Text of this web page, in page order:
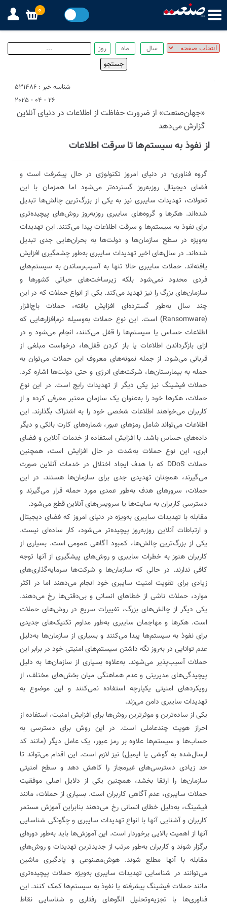
شناسه خبر : 531486
26 - 04 - 2025
«جهان‌صنعت» از ضرورت حفاظت از اطلاعات در دنیای آنلاین
گزارش می‌دهد
از نفوذ به سیستم‌ها تا سرقت اطلاعات
گروه فناوری- در دنیای امروز تکنولوژی در حال پیشرفت است و
فضای دیجیتال روزبه‌روز گسترده‌تر می‌شود اما همزمان با این
تحولات، تهدیدات سایبری نیز به یکی از بزرگ‌ترین چالش‌ها تبدیل
شده‌اند. هکرها و گروه‌های سایبری روزبه‌روز روش‌های پیچیده‌تری
برای نفوذ به سیستم‌ها و سرقت اطلاعات پیدا می‌کنند. این تهدیدات
به‌ویژه در سطح سازمان‌ها و دولت‌ها به بحران‌هایی جدی تبدیل
شده‌اند. در سال‌های اخیر تهدیدات سایبری به‌طور چشمگیری افزایش
یافته‌اند. حملات سایبری حالا تنها به آسیب‌رساندن به سیستم‌های
فردی محدود نمی‌شود بلکه زیرساخت‌های حیاتی کشورها و
سازمان‌های بزرگ را نیز تهدید می‌کند. یکی از انواع حملات که در این
چند سال به‌طور گسترده‌ای افزایش یافته، حملات باج‌افزار
(Ransomware) است. این نوع حملات به‌وسیله نرم‌افزارهایی که
اطلاعات حساس یا سیستم‌ها را قفل می‌کنند، انجام می‌شود و در
ازای بازگرداندن اطلاعات یا باز کردن قفل‌ها، درخواست مبلغی از
قربانی می‌شود. از جمله نمونه‌های معروف این حملات می‌توان به
حمله به بیمارستان‌ها، شرکت‌های انرژی و حتی دولت‌ها اشاره کرد.
حملات فیشینگ نیز یکی دیگر از تهدیدات رایج است. در این نوع
حملات، هکرها خود را به‌عنوان یک سازمان معتبر معرفی کرده و از
کاربران می‌خواهند اطلاعات شخصی خود را به اشتراک بگذارند. این
اطلاعات می‌تواند شامل رمزهای عبور، شماره‌های کارت بانکی و دیگر
داده‌های حساس باشد. با افزایش استفاده از خدمات آنلاین و فضای
ابری، این نوع حملات به‌شدت در حال افزایش است، همچنین
حملات DDoS که با هدف ایجاد اختلال در خدمات آنلاین صورت
می‌گیرند، همچنان تهدیدی جدی برای سازمان‌ها هستند. در این
حملات، سرورهای هدف به‌طور عمدی مورد حمله قرار می‌گیرند و
دسترسی کاربران به سایت‌ها یا سرویس‌های آنلاین قطع می‌شود.
مقابله با تهدیدات سایبری به‌ویژه در دنیای امروز که فضای دیجیتال
و ارتباطات آنلاین روزبه‌روز پیچیده‌تر می‌شود، کار ساده‌ای نیست.
یکی از بزرگ‌ترین چالش‌ها، کمبود آگاهی عمومی است. بسیاری از
کاربران هنوز به خطرات سایبری و روش‌های پیشگیری از آنها توجه
کافی ندارند. در حالی که سازمان‌ها و شرکت‌ها سرمایه‌گذاری‌های
زیادی برای تقویت امنیت سایبری خود انجام می‌دهند اما در اکثر
موارد، حملات ناشی از خطاهای انسانی و بی‌دقتی‌ها رخ می‌دهند.
یکی دیگر از چالش‌های بزرگ، تغییرات سریع در روش‌های حملات
است. هکرها و مهاجمان سایبری به‌طور مداوم تکنیک‌های جدیدی
برای نفوذ به سیستم‌ها پیدا می‌کنند و بسیاری از سازمان‌ها به‌دلیل
عدم توانایی در به‌روز نگه داشتن سیستم‌های امنیتی خود در برابر این
حملات آسیب‌پذیر می‌شوند. به‌علاوه بسیاری از سازمان‌ها به دلیل
پیچیدگی‌های مدیریتی و عدم هماهنگی میان بخش‌های مختلف، از
رویکردهای امنیتی یکپارچه استفاده نمی‌کنند و این موضوع به
تهدیدات سایبری دامن می‌زند.
یکی از ساده‌ترین و موثرترین روش‌ها برای افزایش امنیت، استفاده از
احراز هویت چندعاملی است. در این روش برای دسترسی به
حساب‌ها و سیستم‌ها علاوه بر رمز عبور، یک عامل دیگر (مانند کد
ارسال‌شده به گوشی یا ایمیل) نیز لازم است. این اقدام می‌تواند تا
حد زیادی دسترسی‌های غیرمجاز را کاهش دهد و سطح امنیتی
سازمان‌ها را ارتقا بخشد، همچنین یکی از دلایل اصلی موفقیت
حملات سایبری، عدم آگاهی کاربران است. بسیاری از حملات، مانند
فیشینگ، به‌دلیل خطای انسانی رخ می‌دهند بنابراین آموزش مستمر
کاربران و آشنایی آنها با انواع تهدیدات سایبری و چگونگی شناسایی
آنها از اهمیت بالایی برخوردار است. این آموزش‌ها باید به‌طور دوره‌ای
برگزار شوند و کاربران به‌طور مرتب از جدیدترین تهدیدات و روش‌های
مقابله با آنها مطلع شوند. هوش‌مصنوعی و یادگیری ماشین
می‌توانند در شناسایی تهدیدات سایبری به‌ویژه حملات پیچیده‌تری
مانند حملات فیشینگ پیشرفته یا نفوذ به سیستم‌ها کمک کنند. این
فناوری‌ها با تجزیه‌وتحلیل الگوهای رفتاری و شناسایی نقاط
0